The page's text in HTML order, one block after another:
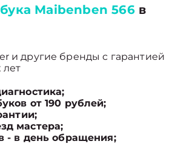
Maibenben 566в
и другие бренды с гарантией
лет
от 190 рублей;
мастера;
- в день обращения;